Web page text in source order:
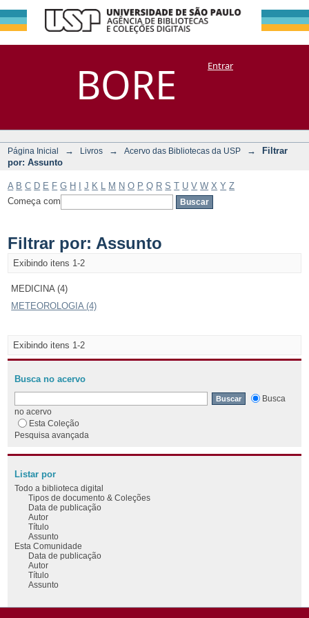
BORE
Filtrar por:
Assunto
DSpace/Manakin + CoriscoEntrar
Página Inicial → Livros → Acervo das Bibliotecas da USP →
Filtrar
por: Assunto
A B C D E F G H J K M N O P Q R S T U V W X Y Z
Começa com
Filtrar por: Assunto
Exibindo itens 1-2
MEDICINA (4)
METEOROLOGIA (4)
Exibindo itens 1-2
Busca no acervo
Busca
no acervo
Esta Coleção
Pesquisa avançada
Listar por
Todo a biblioteca digital
Tipos de documento & Coleções
Data de publicação
Autor
Título
Assunto
Esta Comunidade
Data de publicação
Autor
Título
Assunto